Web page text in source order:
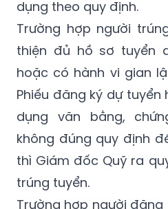
dụng theo quy định.
Trường hợp người
thiện đủ hồ sơ tuyển
hoặc có hành vi gian
Phiếu đăng ký dự
dụng văn bằng,
không đúng quy định
thì Giám đốc Quỹ ra
trúng tuyển.
Trường hợp người